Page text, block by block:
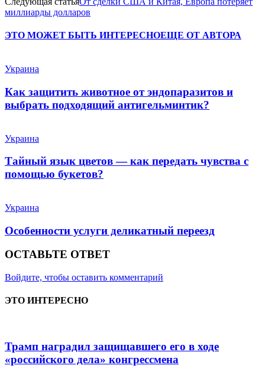
миллиарды долларов
ЭТО МОЖЕТ БЫТЬ ИНТЕРЕСНОЕЩЕ ОТ АВТОРА
Украина
Как защитить животное от эндопаразитов и
выбрать подходящий антигельминтик?
Украина
Тайный язык цветов — как передать чувства с
помощью букетов?
Украина
Особенности услуги деликатный переезд
ОСТАВЬТЕ ОТВЕТ
Войдите, чтобы оставить комментарий
ЭТО ИНТЕРЕСНО
Трамп наградил защищавшего его в ходе
«российского дела» конгрессмена